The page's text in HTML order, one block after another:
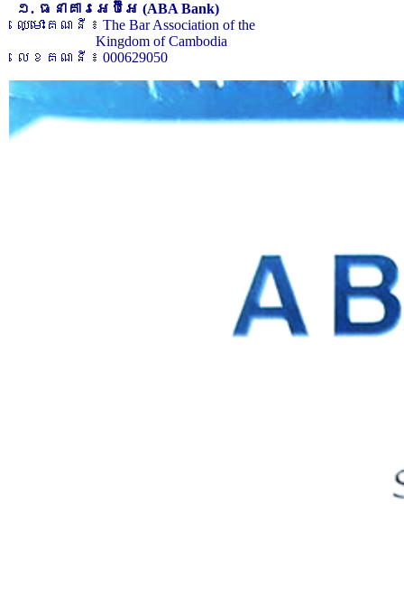
១. ធនាគារអេប៊ីអេ (ABA Bank)
ឈ្មោះគណនី ៖ The Bar Association of the
Kingdom of Cambodia
លេខគណនី ៖ 000629050